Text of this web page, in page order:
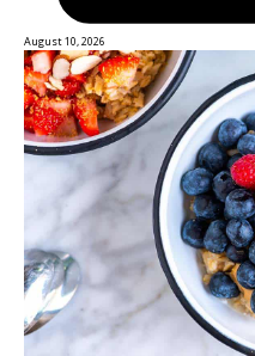
August 10, 2026